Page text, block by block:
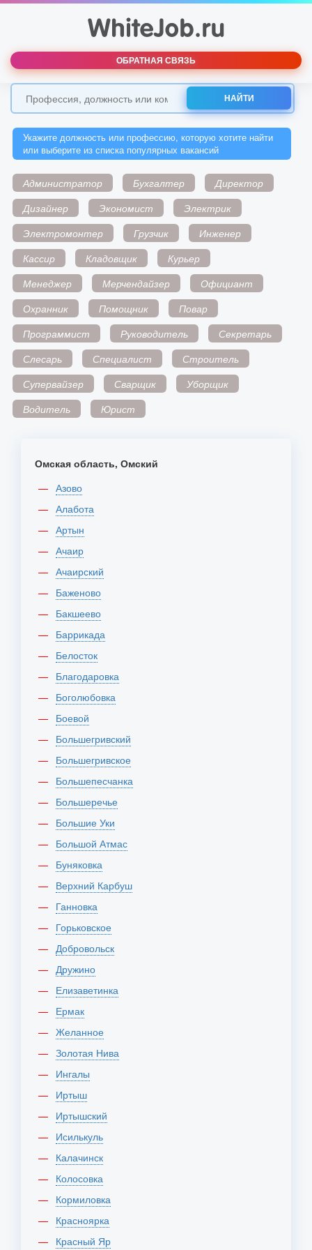
ОБРАТНАЯ СВЯЗЬ
НАЙТИ
Укажите должность или профессию, которую хотите найти
или выберите из списка популярных вакансий
Администратор Бухгалтер
Директор
Дизайнер
Экономист
Электрик
Электромонтер
Грузчик
Инженер
Кассир
Кладовщик
Курьер
Менеджер
Мерчендайзер
Официант
Охранник
Помощник
Повар
Программист
Руководитель
Секретарь
Слесарь
Специалист
Строитель
Супервайзер
Сварщик
Уборщик
Водитель
Юрист
Омская область, Омский
Азово
Алабота
Артын
Ачаир
Ачаирский
Баженово
Бакшеево
Баррикада
Белосток
Благодаровка
Боголюбовка
Боевой
Большегривский
Большегривское
Большепесчанка
Большеречье
Большие Уки
Большой Атмас
Буняковка
Верхний Карбуш
Ганновка
Горьковское
Добровольск
Дружино
Елизаветинка
Ермак
Желанное
Золотая Нива
Ингалы
Иртыш
Иртышский
Исилькуль
Калачинск
Колосовка
Кормиловка
Красноярка
Красный Яр